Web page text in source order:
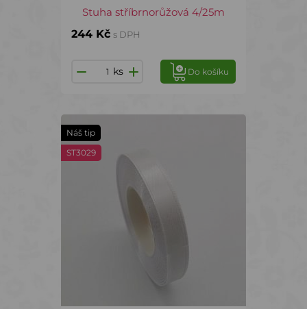
Stuha stříbrnorůžová 4/25m
244 Kč s DPH
ks Do košíku
Náš tip
ST3029